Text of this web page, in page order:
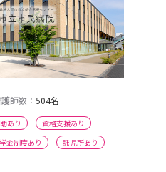
師数： 504名
あり
資格支援あり
金制度あり
託児所あり